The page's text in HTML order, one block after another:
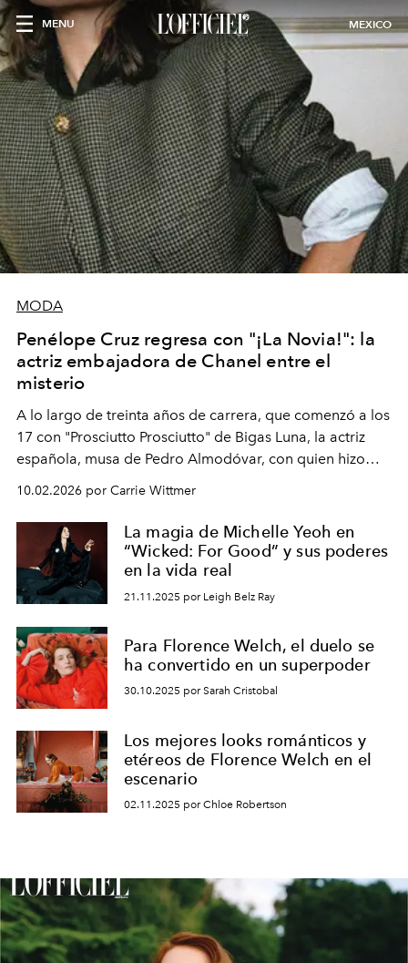
MENU MEXICO
MODA
Penélope Cruz regresa con "¡La Novia!": la
actriz embajadora de Chanel entre el
misterio
A lo largo de treinta años de carrera, que comenzó a los
17 con "Prosciutto Prosciutto" de Bigas Luna, la actriz
española, musa de Pedro Almodóvar, con quien hizo
Barcelona", ha dividido su tiempo entre Europa y
Estados Unidos. Su nueva película, "¡La novia!", está
dirigida por Maggie Gyllenhaal.
10.02.2026 por Carrie Wittmer
La magia de Michelle Yeoh en
“Wicked: For Good” y sus poderes
en la vida real
21.11.2025 por Leigh Belz Ray
Para Florence Welch, el duelo se
ha convertido en un superpoder
30.10.2025 por Sarah Cristobal
Los mejores looks románticos y
etéreos de Florence Welch en el
escenario
02.11.2025 por Chloe Robertson